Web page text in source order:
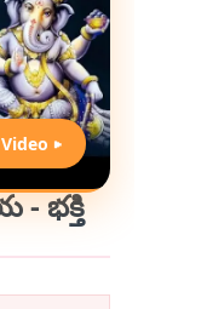
▶
- భక్తి